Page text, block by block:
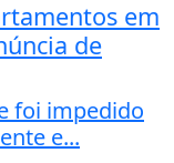
em
de
foi impedido
e...